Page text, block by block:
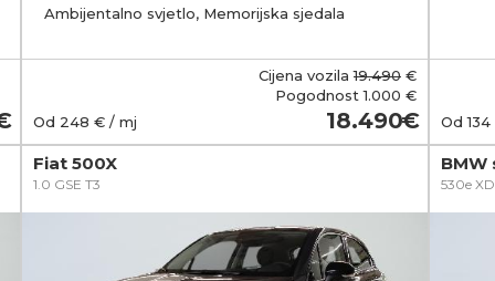
Ambijentalno svjetlo, Memorijska sjedala
Cijena vozila19.490 €
Pogodnost1.000 €
Od 248 € / mj 18.490 Od134
Fiat 500X
1.0 GSE T3
BMW
530e